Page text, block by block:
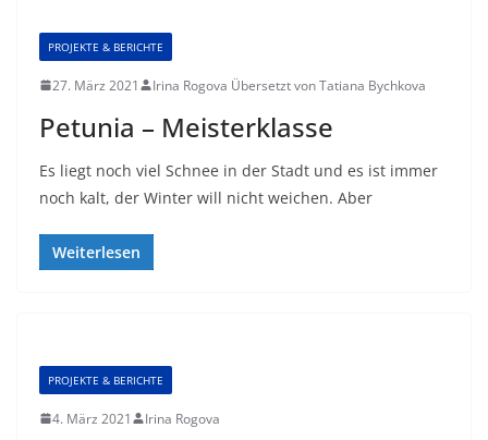
PROJEKTE & BERICHTE
27. März 2021 Irina Rogova Übersetzt von Tatiana Bychkova
Petunia – Meisterklasse
Es liegt noch viel Schnee in der Stadt und es ist immer
noch kalt, der Winter will nicht weichen. Aber
Weiterlesen
PROJEKTE & BERICHTE
4. März 2021 Irina Rogova